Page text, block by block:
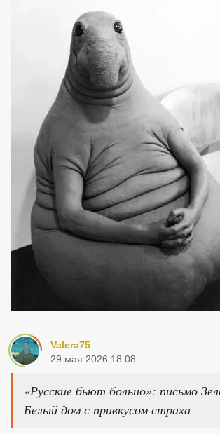
Valera75
29 мая 2026 18:08
«Русские бьют больно»: письмо
Белый дом с привкусом страха